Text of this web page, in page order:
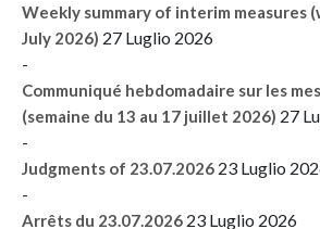
Weekly summary of interim measures
July 2026) 27 Luglio 2026
-
Communiqué hebdomadaire sur les
(semaine du 13 au 17 juillet 2026) 27
-
Judgments of 23.07.2026 23 Luglio
-
Arrêts du 23.07.2026 23 Luglio 2026